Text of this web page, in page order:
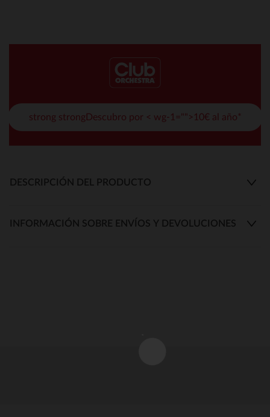
strong strongDescubro por < wg-1="">10€ al año*
DESCRIPCIÓN DEL PRODUCTO
INFORMACIÓN SOBRE ENVÍOS Y DEVOLUCIONES